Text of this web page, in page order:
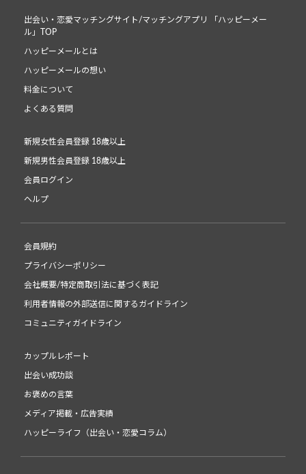
出会い・恋愛マッチングサイト/マッチングアプリ 「ハッピーメー
ル」TOP
ハッピーメールとは
ハッピーメールの想い
料金について
よくある質問
新規女性会員登録 18歳以上
新規男性会員登録 18歳以上
会員ログイン
ヘルプ
会員規約
プライバシーポリシー
会社概要/特定商取引法に基づく表記
利用者情報の外部送信に関するガイドライン
コミュニティガイドライン
カップルレポート
出会い成功談
お褒めの言葉
メディア掲載・広告実績
ハッピーライフ（出会い・恋愛コラム）